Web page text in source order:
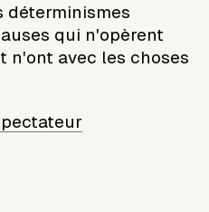
déterminismes
qui n'opèrent
n'ont avec les choses